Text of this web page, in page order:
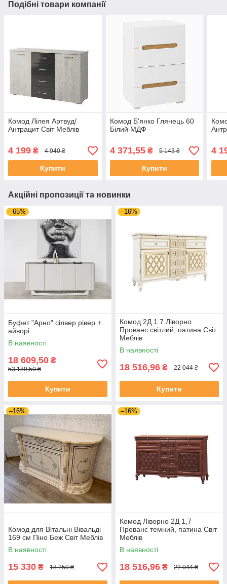
Подібні товари компанії
Комод Лілея Артвуд/
Антрацит Світ Меблів
4 199 ₴ 4 940 ₴
Купити
Комод Б'янко Глянець 60
Білий МДФ
4 371,55₴ 5 143 ₴
Купити
4
Акційні пропозиції та новинки
–65%
Буфет "Арно" сілвер рівер +
айворі
В наявності
18 609,50 ₴
53 189,50 ₴
Купити
–16%
Комод 2Д 1.7 Ліворно
Прованс світлий, патина Світ
Меблів
В наявності
18 516,96 ₴ 22 044 ₴
Купити
–16%
Комод для Вітальні Вівальді
169 см Піно Беж Світ Меблів
В наявності
15 330 ₴ 18 250 ₴
–16%
Комод Ліворно 2Д 1,7
Прованс темний, патина Світ
Меблів
В наявності
18 516,96 ₴ 22 044 ₴